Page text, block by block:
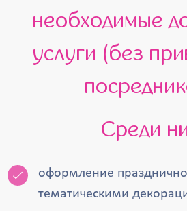
необходимые
услуги (без
Среди
оформление
тематическими